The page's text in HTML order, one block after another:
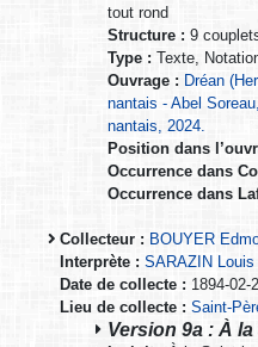
tout rond
Structure : 9
Type : Texte,
Ouvrage : Dréan
nantais - Abel
nantais, 2024.
Position dans
Occurrence dans
Occurrence dans
Collecteur : BOUYER
Interprète : SARAZIN Louis
Date de collecte : 1894-02-
Lieu de collecte : Saint-
Version 9a : À